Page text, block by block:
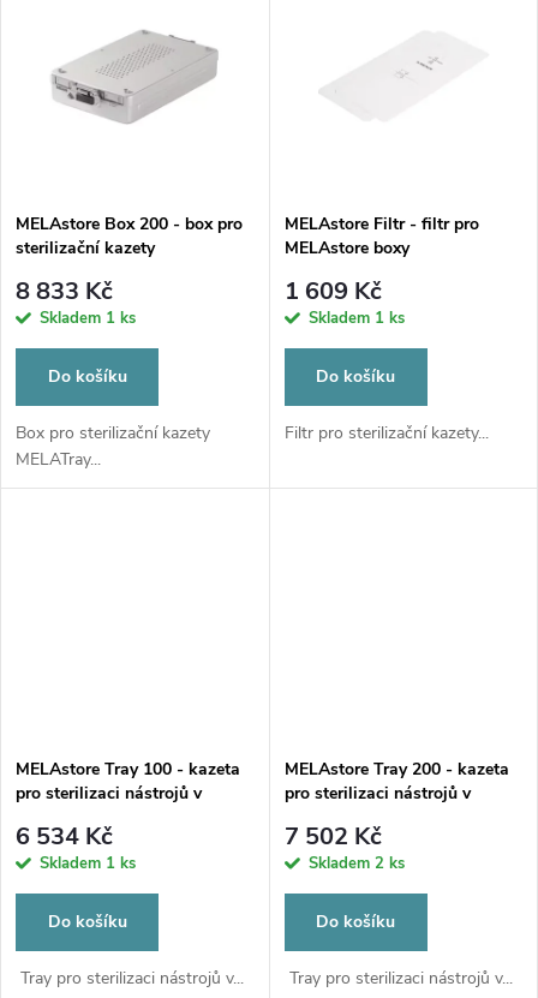
MELAstore Box 200 - box pro
sterilizační kazety
8 833 Kč
Skladem 1 ks
Do košíku
Box pro sterilizační kazety
MELATray...
MELAstore Filtr - filtr pro
MELAstore boxy
1 609 Kč
Skladem 1 ks
Do košíku
Filtr pro sterilizační kazety...
MELAstore Tray 100 - kazeta
pro sterilizaci nástrojů v
6 534 Kč
Skladem 1 ks
Do košíku
Tray pro sterilizaci nástrojů v...
MELAstore Tray 200 - kazeta
pro sterilizaci nástrojů v
7 502 Kč
Skladem 2 ks
Do košíku
Tray pro sterilizaci nástrojů v...